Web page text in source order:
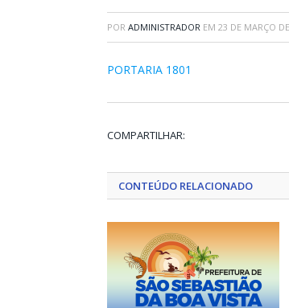
POR ADMINISTRADOR EM 23 DE MARÇO
PORTARIA 1801
COMPARTILHAR:
CONTEÚDO RELACIONADO